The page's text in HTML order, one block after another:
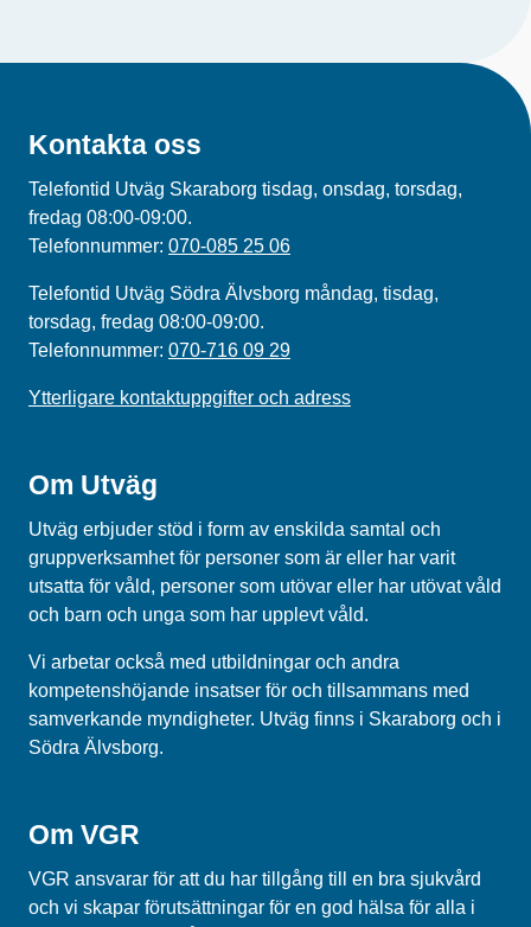
Kontakta oss
Telefontid Utväg Skaraborg tisdag, onsdag, torsdag,
fredag 08:00-09:00.
Telefonnummer: 070-085 25 06
Telefontid Utväg Södra Älvsborg måndag, tisdag,
torsdag, fredag 08:00-09:00.
Telefonnummer: 070-716 09 29
Ytterligare kontaktuppgifter och adress
Om Utväg
Utväg erbjuder stöd i form av enskilda samtal och
gruppverksamhet för personer som är eller har varit
utsatta för våld, personer som utövar eller har utövat våld
och barn och unga som har upplevt våld.
Vi arbetar också med utbildningar och andra
kompetenshöjande insatser för och tillsammans med
samverkande myndigheter. Utväg finns i Skaraborg och i
Södra Älvsborg.
Om VGR
VGR ansvarar för att du har tillgång till en bra sjukvård
och vi skapar förutsättningar för en god hälsa för alla i